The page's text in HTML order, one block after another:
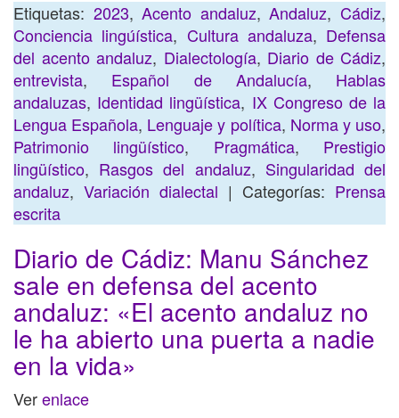
Etiquetas: 2023,Acento andaluz,Andaluz,Cádiz,
Conciencia lingúística, Cultura andaluza, Defensa
del acento andaluz, Dialectología, Diario de Cádiz,
entrevista, Español de Andalucía, Hablas
andaluzas, Identidad lingüística, IX Congreso de la
Lengua Española, Lenguaje y política, Norma y uso,
Patrimonio lingüístico, Pragmática, Prestigio
lingüístico, Rasgos del andaluz, Singularidad del
andaluz, Variación dialectal | Categorías: Prensa
escrita
Diario de Cádiz: Manu Sánchez
sale en defensa del acento
andaluz: «El acento andaluz no
le ha abierto una puerta a nadie
en la vida»
Verenlace